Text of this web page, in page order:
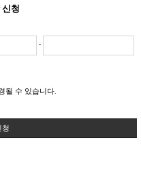
청
-
될 수 있습니다.
청